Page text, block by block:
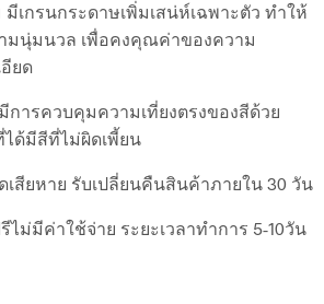
มีเกรนกระดาษเพิ่มเสน่ห์เฉพาะตัว ทำให้
มนุ่มนวล เพื่อคงคุณค่าของความ
ยด
มีการควบคุมความเที่ยงตรงของสีด้วย
ได้มีสีที่ไม่ผิดเพี้ยน
เสียหาย รับเปลี่ยนคืนสินค้าภายใน 30 วัน
ไม่มีค่าใช้จ่าย ระยะเวลาทำการ 5-10วัน